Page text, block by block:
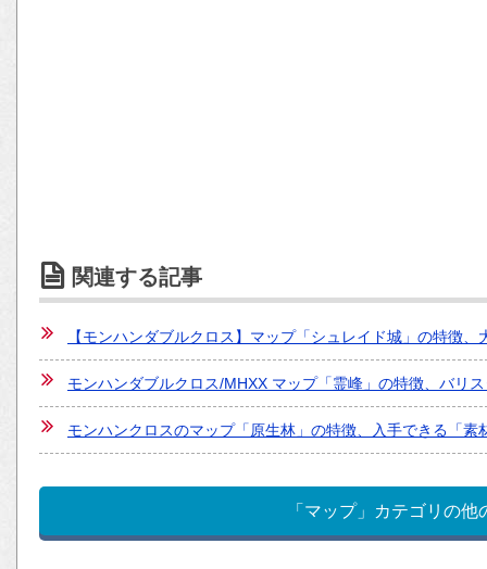
関連する記事
【モンハンダブルクロス】マップ「シュレイド城」の特徴
モンハンダブルクロス/MHXX マップ「霊峰」の特徴、バリ
モンハンクロスのマップ「原生林」の特徴、入手できる「素
「マップ」カテゴリの他